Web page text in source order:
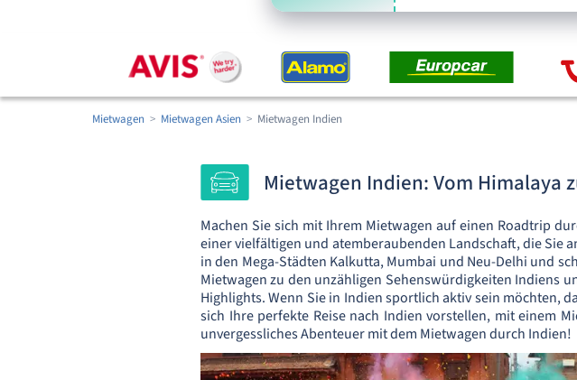
Mietwagen Mietwagen Asien Mietwagen Indien
Mietwagen Indien: Vom Himalaya
Machen Sie sich mit Ihrem Mietwagen auf einen Roadtrip
einer vielfältigen und atemberaubenden Landschaft, die Sie
in den Mega-Städten Kalkutta, Mumbai und Neu-Delhi und
Mietwagen zu den unzähligen Sehenswürdigkeiten Indiens
Highlights. Wenn Sie in Indien sportlich aktiv sein möchten,
sich Ihre perfekte Reise nach Indien vorstellen, mit einem
unvergessliches Abenteuer mit dem Mietwagen durch Indien!